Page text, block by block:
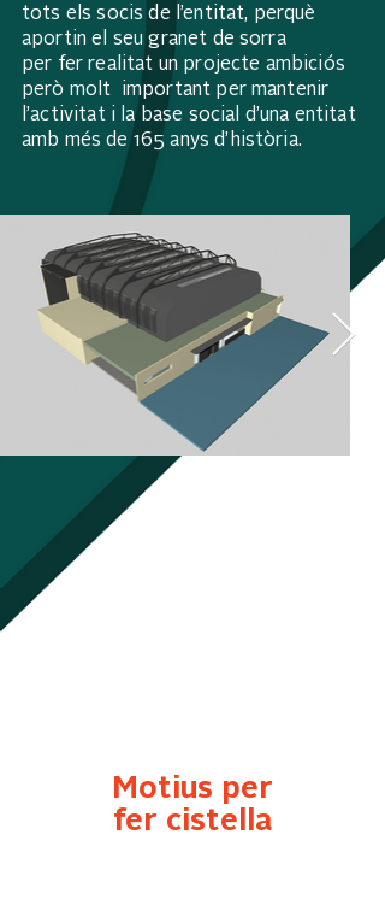
tots els socis de l’entitat, perquè
aportin el seu granet de sorra
per fer realitat un projecte ambiciós
però molt important per mantenir
l’activitat i la base social d’una entitat
amb més de 165 anys d’història.
Motius per
fer cistella